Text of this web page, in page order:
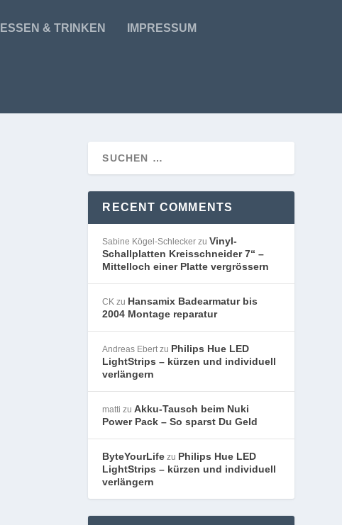
ESSEN & TRINKEN IMPRESSUM
RECENT COMMENTS
Sabine Kögel-Schlecker zuVinyl-
Schallplatten Kreisschneider 7“ –
Mittelloch einer Platte vergrössern
CK zu Hansamix Badearmatur bis
2004 Montage reparatur
Andreas Ebertzu Philips Hue LED
LightStrips – kürzen und individuell
verlängern
matti zuAkku-Tausch beim Nuki
Power Pack – So sparst Du Geld
ByteYourLife zu Philips Hue LED
LightStrips – kürzen und individuell
verlängern